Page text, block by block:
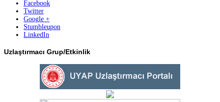
Facebook
Twitter
Google +
Stumbleupon
LinkedIn
Uzlaştırmacı Grup/Etkinlik